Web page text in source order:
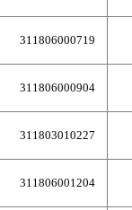
311806000719
311806000904
311803010227
311806001204